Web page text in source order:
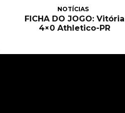
NOTÍCIAS
FICHA DO JOGO: Vitória
4×0 Athletico-PR